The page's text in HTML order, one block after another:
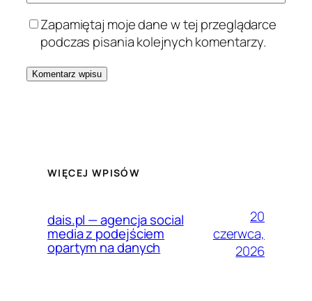
Zapamiętaj moje dane w tej przeglądarce
podczas pisania kolejnych komentarzy.
WIĘCEJ WPISÓW
dais.pl — agencja social
media z podejściem
opartym na danych
20
czerwca,
2026